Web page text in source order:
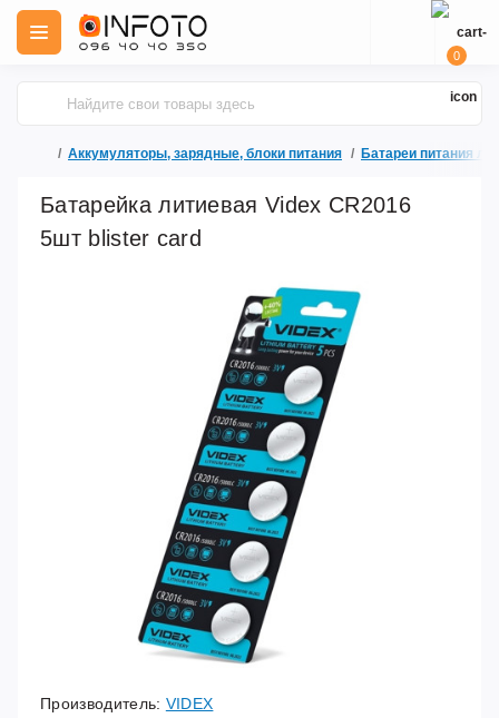
0
Аккумуляторы, зарядные, блоки питания Батареи питания
Батарейка литиевая Videx CR2016
5шт blister card
Производитель: VIDEX